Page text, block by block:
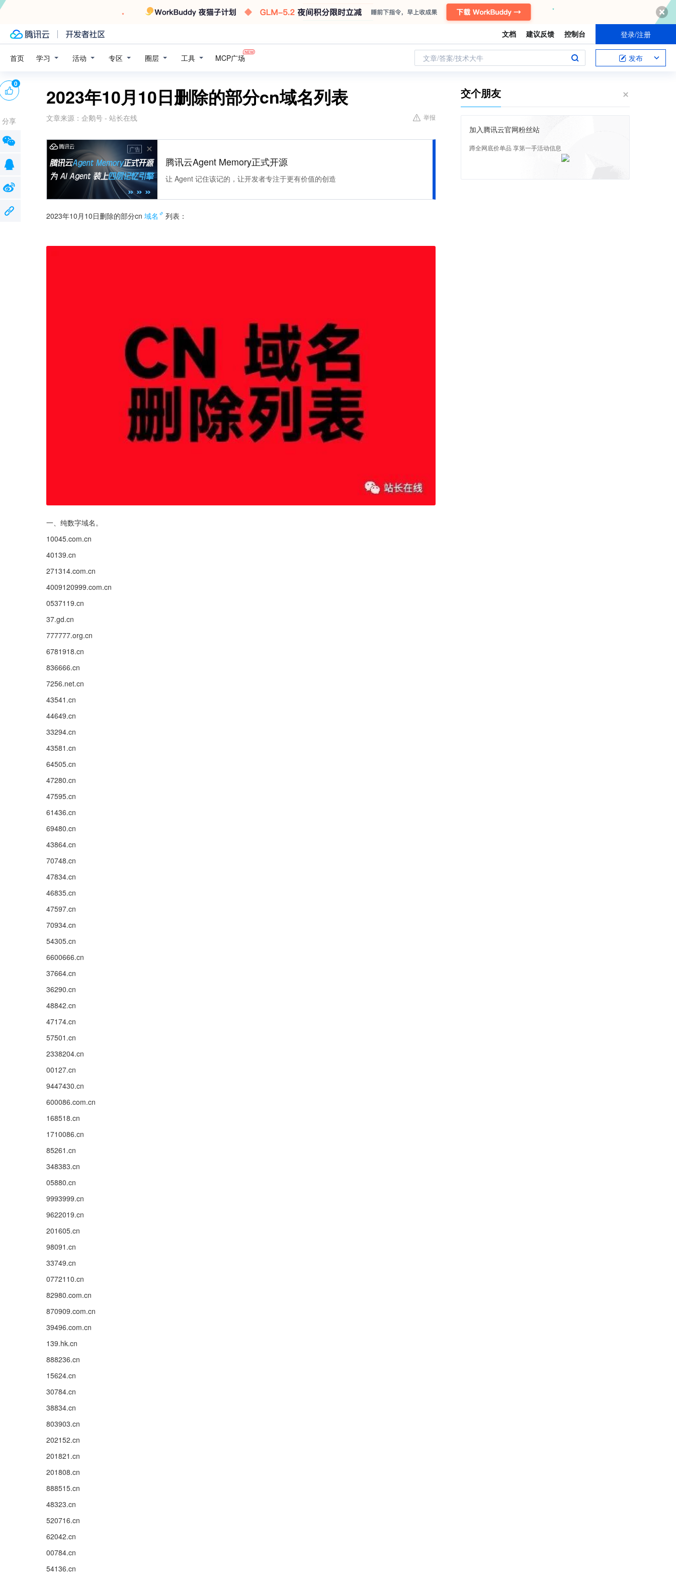
文档 建议反馈 控制台 登录/注册
首页 学习 活动 专区 圈层 工具 MCP广场 文章/答案/技术大牛 发布
2023年10月10日删除的部分cn域名列表
文章来源： 企鹅号 - 站长在线 举报
广告
腾讯云Agent Memory正式开源
让 Agent 记住该记的，让开发者专注于更有价值的创造
2023年10月10日删除的部分cn 域名 列表：
一、纯数字域名。
10045.com.cn
40139.cn
271314.com.cn
4009120999.com.cn
0537119.cn
37.gd.cn
777777.org.cn
6781918.cn
836666.cn
7256.net.cn
43541.cn
44649.cn
33294.cn
43581.cn
64505.cn
47280.cn
47595.cn
61436.cn
69480.cn
43864.cn
70748.cn
47834.cn
46835.cn
47597.cn
70934.cn
54305.cn
6600666.cn
37664.cn
36290.cn
48842.cn
47174.cn
57501.cn
2338204.cn
00127.cn
9447430.cn
600086.com.cn
168518.cn
1710086.cn
85261.cn
348383.cn
05880.cn
9993999.cn
9622019.cn
201605.cn
98091.cn
33749.cn
0772110.cn
82980.com.cn
870909.com.cn
39496.com.cn
139.hk.cn
888236.cn
15624.cn
30784.cn
38834.cn
803903.cn
202152.cn
201821.cn
201808.cn
888515.cn
48323.cn
520716.cn
62042.cn
00784.cn
54136.cn
0
分享
交个朋友
加入腾讯云官网粉丝站
蹲全网底价单品 享第一手活动信息